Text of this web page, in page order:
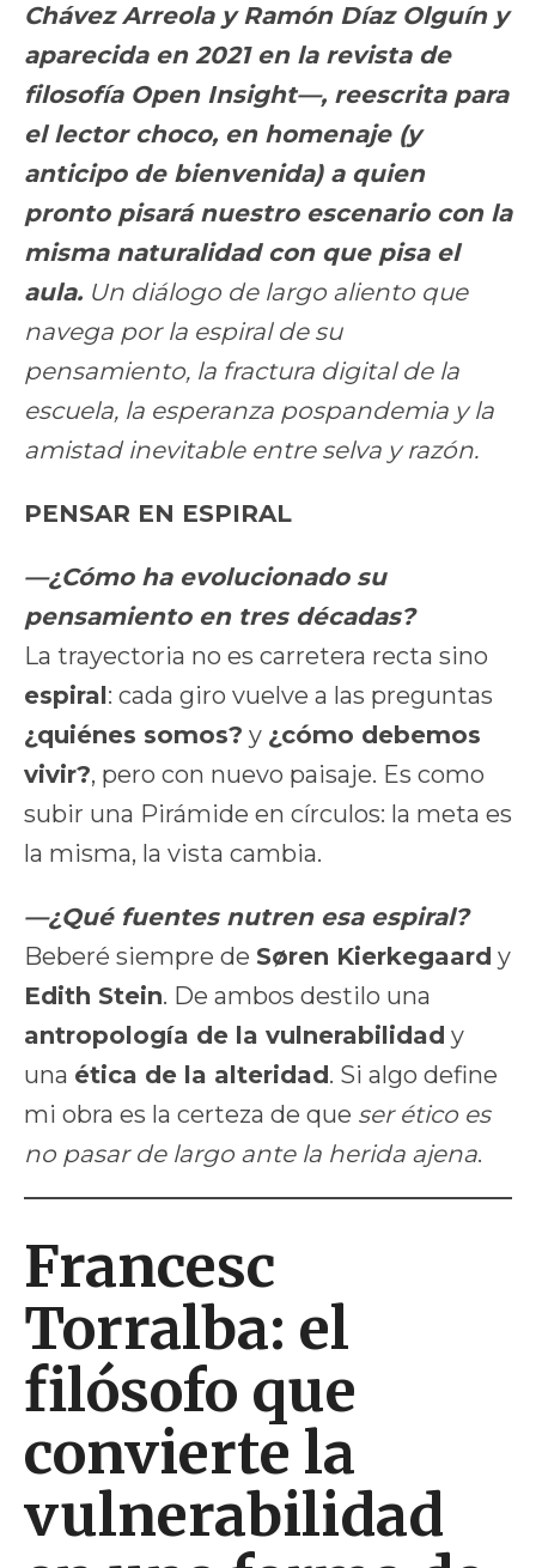
Chávez Arreola y Ramón Díaz Olguín y
aparecida en 2021 en la revista de
filosofía Open Insight—, reescrita para
el lector choco, en homenaje (y
anticipo de bienvenida) a quien
pronto pisará nuestro escenario con la
misma naturalidad con que pisa el
aula. Un diálogo de largo aliento que
navega por la espiral de su
pensamiento, la fractura digital de la
escuela, la esperanza pospandemia y la
amistad inevitable entre selva y razón.
PENSAR EN ESPIRAL
—¿Cómo ha evolucionado su
pensamiento en tres décadas?
La trayectoria no es carretera recta sino
espiral: cada giro vuelve a las preguntas
¿quiénes somos? y ¿cómo debemos
vivir?, pero con nuevo paisaje. Es como
subir una Pirámide en círculos: la meta es
la misma, la vista cambia.
—¿Qué fuentes nutren esa espiral?
Beberé siempre de Søren Kierkegaard y
Edith Stein. De ambos destilo una
antropología de la vulnerabilidad y
una ética de la alteridad. Si algo define
mi obra es la certeza de que ser ético es
no pasar de largo ante la herida ajena.
Francesc
Torralba: el
filósofo que
convierte la
vulnerabilidad